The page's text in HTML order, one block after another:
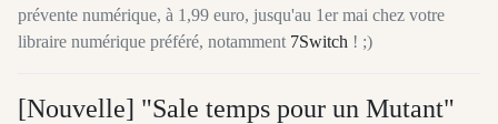
prévente numérique, à 1,99 euro, jusqu'au 1er mai chez votre
libraire numérique préféré, notamment 7Switch ! ;)
[Nouvelle] "Sale temps pour un Mutant"